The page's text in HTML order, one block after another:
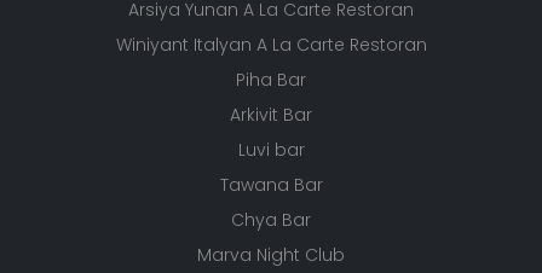
Arsiya Yunan A La Carte Restoran
Winiyant Italyan A La Carte Restoran
Piha Bar
Arkivit Bar
Luvi bar
Tawana Bar
Chya Bar
Marva Night Club